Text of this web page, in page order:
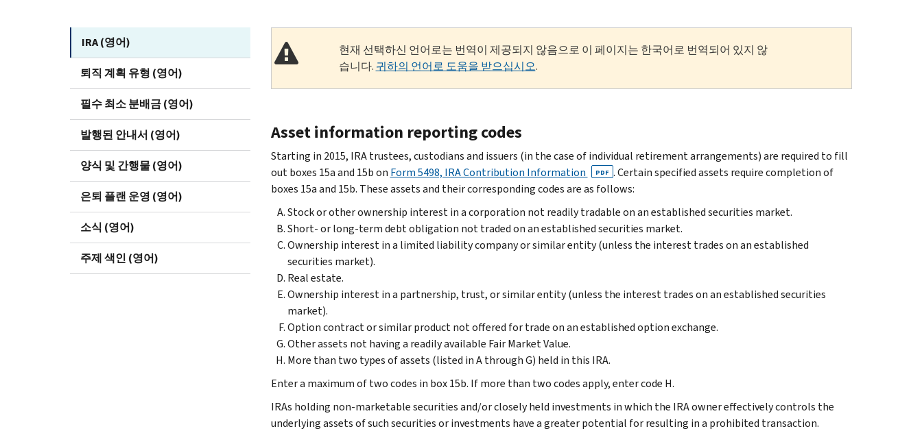
IRA (영어)
퇴직 계획 유형 (영어)
필수 최소 분배금 (영어)
발행된 안내서 (영어)
양식 및 간행물 (영어)
은퇴 플랜 운영 (영어)
소식 (영어)
주제 색인 (영어)
현재 선택하신 언어로는 번역이 제공되지 않음으로 이 페이지는 한국어로 번역되어 있지 않
습니다. 귀하의 언어로 도움을 받으십시오.
Asset information reporting codes
Starting in 2015, IRA trustees, custodians and issuers (in the case of individual retirement arrangements) are required to fill
out boxes 15a and 15b on Form 5498, IRA Contribution Information PDF . Certain specified assets require completion of
boxes 15a and 15b. These assets and their corresponding codes are as follows:
Stock or other ownership interest in a corporation not readily tradable on an established securities market.
Short- or long-term debt obligation not traded on an established securities market.
Ownership interest in a limited liability company or similar entity (unless the interest trades on an established
securities market).
Real estate.
Ownership interest in a partnership, trust, or similar entity (unless the interest trades on an established securities
market).
Option contract or similar product not offered for trade on an established option exchange.
Other assets not having a readily available Fair Market Value.
More than two types of assets (listed in A through G) held in this IRA.
Enter a maximum of two codes in box 15b. If more than two codes apply, enter code H.
IRAs holding non-marketable securities and/or closely held investments in which the IRA owner effectively controls the
underlying assets of such securities or investments have a greater potential for resulting in a prohibited transaction.